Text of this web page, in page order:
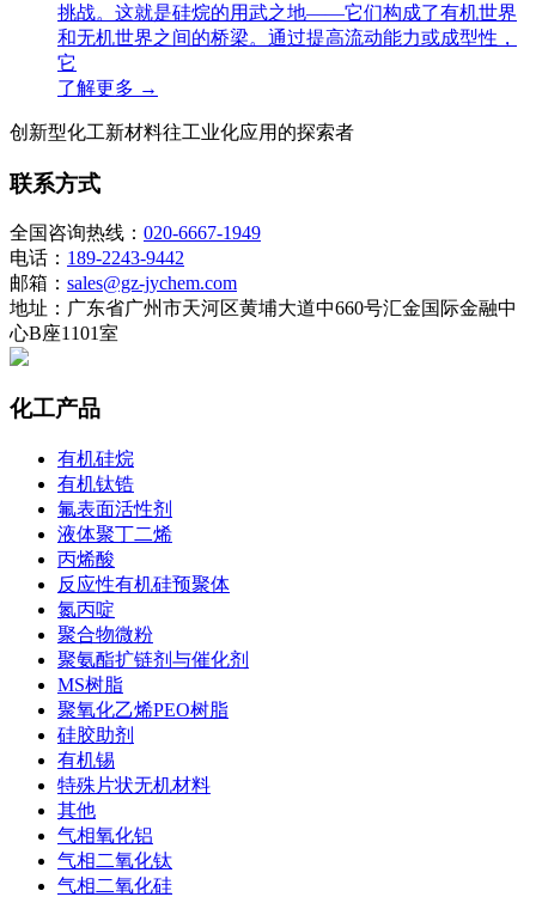
挑战。这就是硅烷的用武之地——它们构成了有机世界
和无机世界之间的桥梁。通过提高流动能力或成型性，
它
了解更多 →
创新型化工新材料往工业化应用的探索者
联系方式
全国咨询热线： 020-6667-1949
电话： 189-2243-9442
邮箱： sales@gz-jychem.com
地址：广东省广州市天河区黄埔大道中660号汇金国际金融中
心B座1101室
化工产品
有机硅烷
有机钛锆
氟表面活性剂
液体聚丁二烯
丙烯酸
反应性有机硅预聚体
氮丙啶
聚合物微粉
聚氨酯扩链剂与催化剂
MS树脂
聚氧化乙烯PEO树脂
硅胶助剂
有机锡
特殊片状无机材料
其他
气相氧化铝
气相二氧化钛
气相二氧化硅